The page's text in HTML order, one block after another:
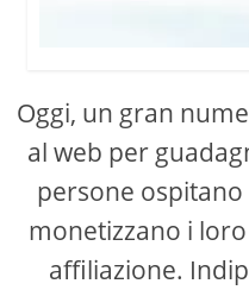
Oggi, un gran
al web per
persone
monetizzano i
affiliazione.